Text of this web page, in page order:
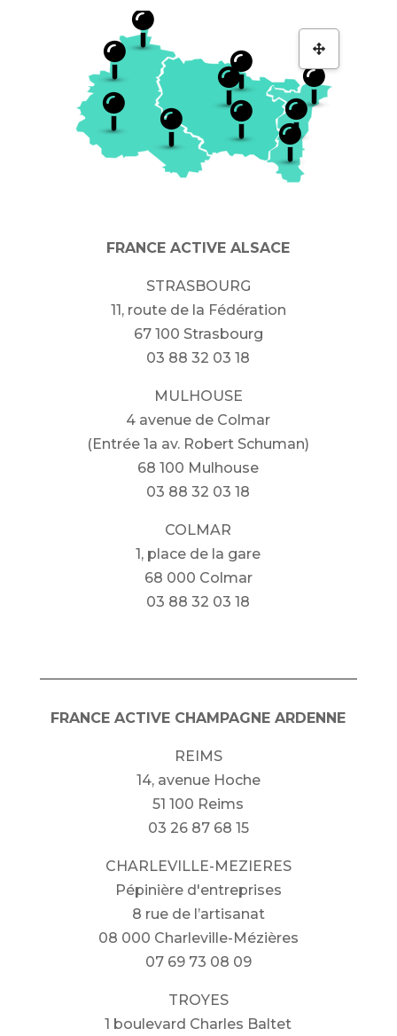
FRANCE ACTIVE ALSACE
STRASBOURG
11, route de la Fédération
67 100 Strasbourg
03 88 32 03 18
MULHOUSE
4 avenue de Colmar
(Entrée 1a av. Robert Schuman)
68 100 Mulhouse
03 88 32 03 18
COLMAR
1, place de la gare
68 000 Colmar
03 88 32 03 18
FRANCE ACTIVE CHAMPAGNE ARDENNE
REIMS
14, avenue Hoche
51 100 Reims
03 26 87 68 15
CHARLEVILLE-MEZIERES
Pépinière d'entreprises
8 rue de l’artisanat
08 000 Charleville-Mézières
07 69 73 08 09
TROYES
1 boulevard Charles Baltet